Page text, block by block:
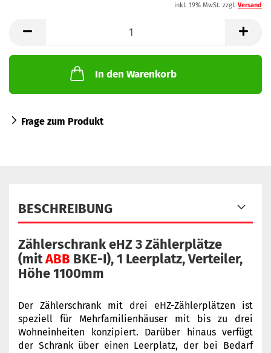
inkl. 19% MwSt. zzgl. Versand
In den Warenkorb
Frage zum Produkt
BESCHREIBUNG
Zählerschrank eHZ 3 Zählerplätze
(mitABB BKE-I), 1 Leerplatz, Verteiler,
Höhe 1100mm
Der Zählerschrank mit drei eHZ-Zählerplätzen ist
speziell für Mehrfamilienhäuser mit bis zu drei
Wohneinheiten konzipiert. Darüber hinaus verfügt
der Schrank über einen Leerplatz, der bei Bedarf